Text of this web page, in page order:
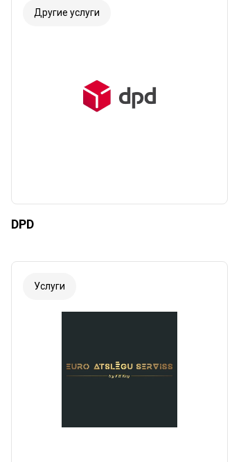
Другие услуги
DPD
Услуги